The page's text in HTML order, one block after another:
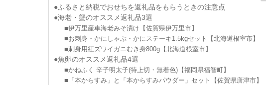
●ふるさと納税でおせちを返礼品をもらうときの注意点
●海老・蟹のオススメ返礼品3選
■伊万里産車海老みそ漬け【佐賀県伊万里市】
■お刺身・かにしゃぶ・かにステーキ1.5kgセット【北海道根室市】
■刺身用紅ズワイガニむき身800g【北海道根室市】
●魚卵のオススメ返礼品4選
■かねふく 辛子明太子(特上切・無着色)【福岡県福智町】
■「本からすみ」と「本からすみパウダー」セット【佐賀県唐津市】